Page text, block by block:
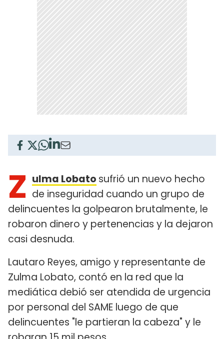
Z ulma Lobato sufrió un nuevo hecho
de inseguridad cuando un grupo de
delincuentes la golpearon brutalmente, le
robaron dinero y pertenencias y la dejaron
casi desnuda.
Lautaro Reyes, amigo y representante de
Zulma Lobato, contó en la red que la
mediática debió ser atendida de urgencia
por personal del SAME luego de que
delincuentes "le partieran la cabeza" y le